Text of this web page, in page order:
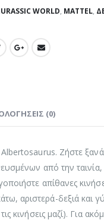
WORLD, MATTEL,
(0)
Ζήστε ξανά
από την ταινία,
απίθανες
αριστερά-δεξιά και
κινήσεις μαζί). Για